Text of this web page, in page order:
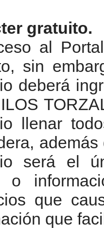
gratuito.
al
sin
deberá
llenar
será el
o
que
que